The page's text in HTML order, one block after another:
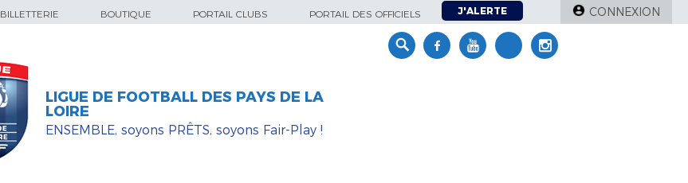
BILLETTERIE BOUTIQUE PORTAIL CLUBS PORTAIL DES OFFICIELS J'ALERTE CONNEXION
LIGUE DE FOOTBALL DES PAYS DE LA
LOIRE
ENSEMBLE, soyons PRÊTS, soyons Fair-Play !